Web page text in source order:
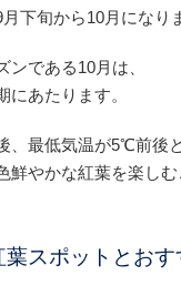
下旬から10月になり
である10月は、
にあたります。
、最低気温が5℃前後と
鮮やかな紅葉を楽しむ
スポットとおす